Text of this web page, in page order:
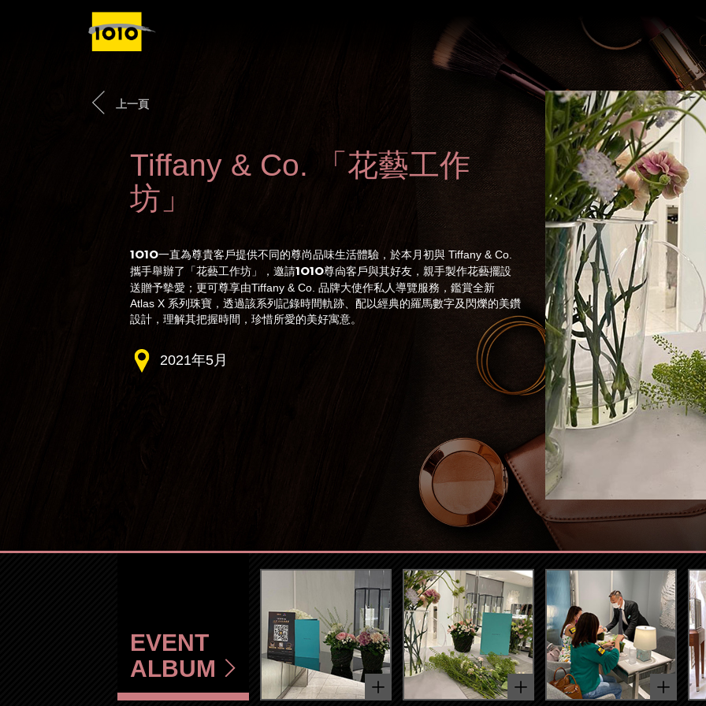
上一頁
Tiffany & Co. 「花藝工作
坊」
1O1O一直為尊貴客戶提供不同的尊尚品味生活體驗，於本月初與 Tiffany & Co.
攜手舉辦了「花藝工作坊」，邀請1O1O尊尙客戶與其好友，親手製作花藝擺設
送贈予摰愛；更可尊享由Tiffany & Co. 品牌大使作私人導覽服務，鑑賞全新
Atlas X 系列珠寶，透過該系列記錄時間軌跡、配以經典的羅馬數字及閃爍的美鑽
設計，理解其把握時間，珍惜所愛的美好寓意。
2021年5月
EVENT
ALBUM